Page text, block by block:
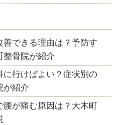
できる理由は？予防す
整骨院が紹介
に行けばよい？症状別の
が紹介
が痛む原因は？大木町